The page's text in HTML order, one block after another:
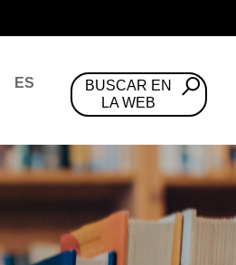
ES
BUSCAR EN
LA WEB